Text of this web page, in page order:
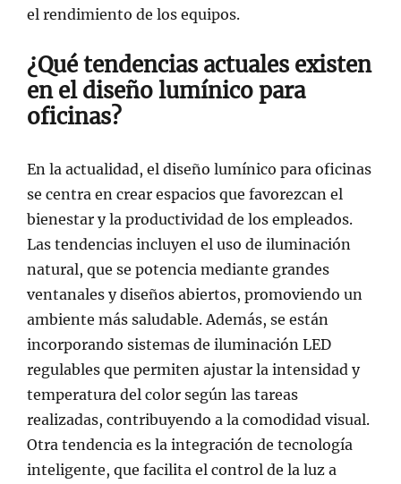
el rendimiento de los equipos.
¿Qué tendencias actuales existen
en el diseño lumínico para
oficinas?
En la actualidad, el diseño lumínico para oficinas
se centra en crear espacios que favorezcan el
bienestar y la productividad de los empleados.
Las tendencias incluyen el uso de iluminación
natural, que se potencia mediante grandes
ventanales y diseños abiertos, promoviendo un
ambiente más saludable. Además, se están
incorporando sistemas de iluminación LED
regulables que permiten ajustar la intensidad y
temperatura del color según las tareas
realizadas, contribuyendo a la comodidad visual.
Otra tendencia es la integración de tecnología
inteligente, que facilita el control de la luz a